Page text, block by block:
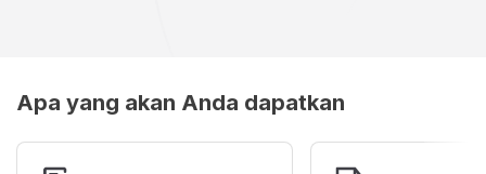
Apa yang akan Anda dapatkan